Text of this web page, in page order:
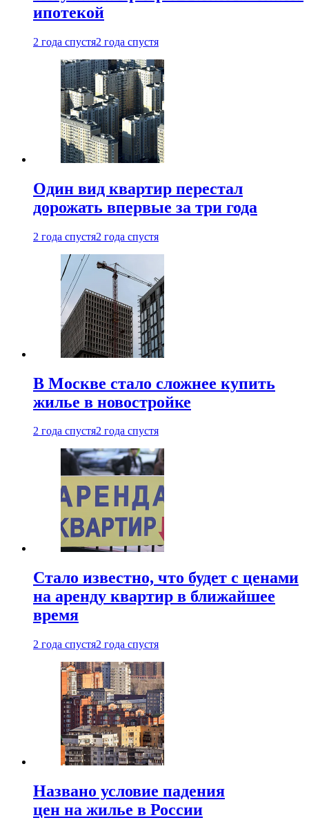
ипотекой
2 года спустя2 года спустя
Один вид квартир перестал
дорожать впервые за три года
2 года спустя2 года спустя
В Москве стало сложнее купить
жилье в новостройке
2 года спустя2 года спустя
Стало известно, что будет с ценами
на аренду квартир в ближайшее
время
2 года спустя2 года спустя
Названо условие падения
цен на жилье в России